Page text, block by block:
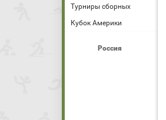
Турниры сборных
Кубок Америки
Россия